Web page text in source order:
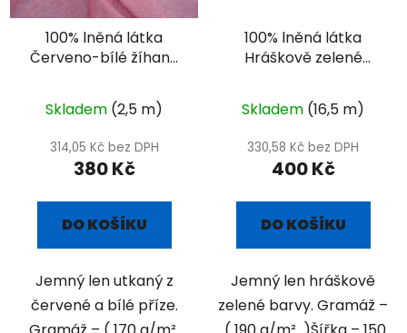
100% lněná látka
Červeno-bílé žíhané
Skladem (2,5 m)
314,05 Kč bez DPH
380 Kč
DO KOŠÍKU
Jemný len utkaný z
červené a bílé příze.
100% lněná látka
Hráškově zelené
Skladem (16,5 m)
330,58 Kč bez DPH
400 Kč
DO KOŠÍKU
Jemný len hráškově
zelené barvy. Gramáž –